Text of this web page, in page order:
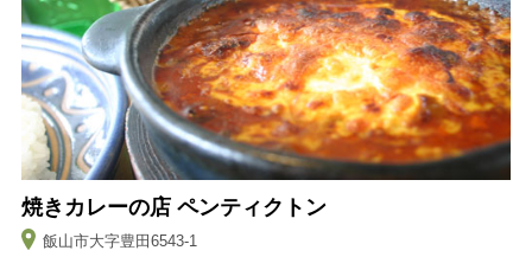
焼きカレーの店 ペンティクトン
飯山市大字豊田6543-1